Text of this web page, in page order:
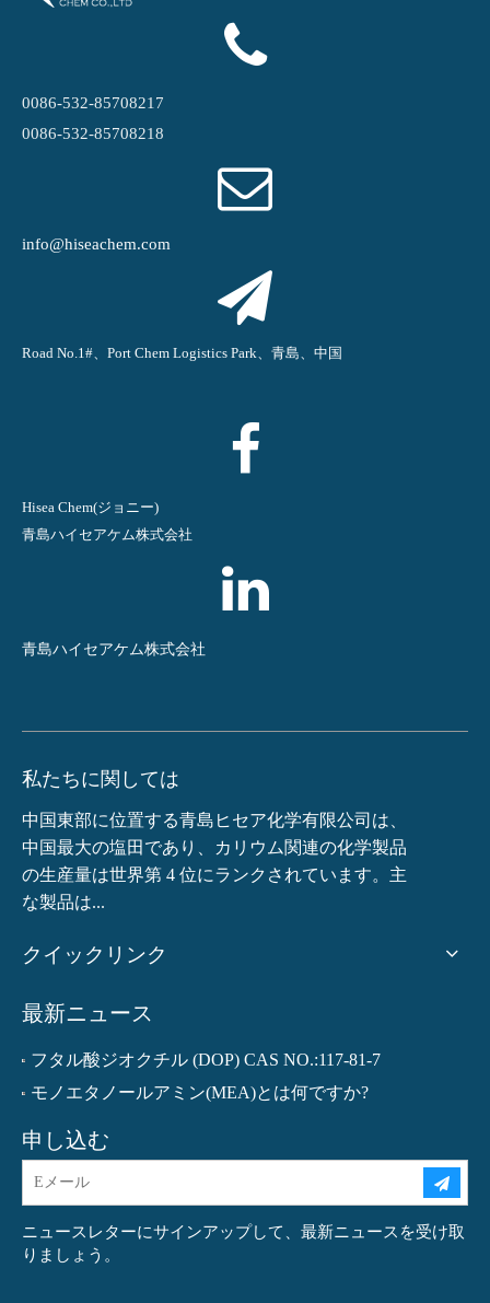
0086-532-85708217
0086-532-85708218
info@hiseachem.com
Road No.1#、Port Chem Logistics Park、青島、中国
Hisea Chem(ジョニー)
青島ハイセアケム株式会社
青島ハイセアケム株式会社
私たちに関しては
中国東部に位置する青島ヒセア化学有限公司は、
中国最大の塩田であり、カリウム関連の化学製品
の生産量は世界第 4 位にランクされています。主
な製品は...
クイックリンク
最新ニュース
フタル酸ジオクチル (DOP) CAS NO.:117-81-7
モノエタノールアミン(MEA)とは何ですか?
申し込む
ニュースレターにサインアップして、最新ニュースを受け取
りましょう。